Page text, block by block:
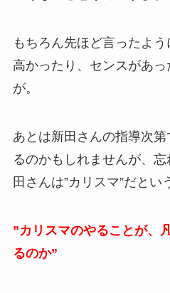
もちろん先ほど言ったよ
高かったり、センスがあ
が。
あとは新田さんの指導次
るのかもしれませんが、
田さんは”カリスマ”だとい
”カリスマのやることが、
るのか”